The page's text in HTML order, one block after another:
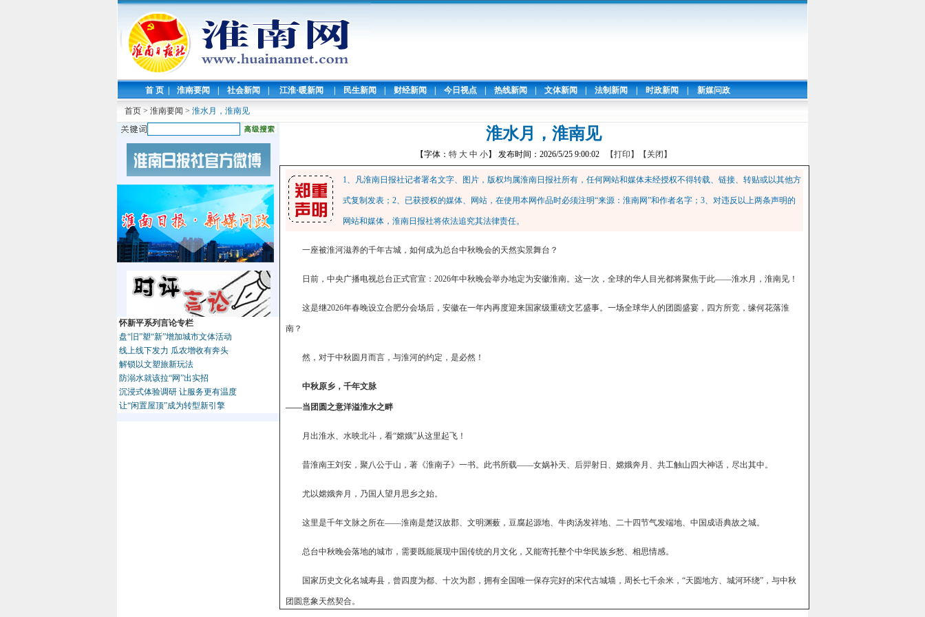
首 页 | 淮南要闻 | 社会新闻 | 江淮·暖新闻 | 民生新闻 | 财经新闻 | 今日视点 | 热线新闻 | 文体新闻 | 法制新闻 | 时政新闻 | 新媒问政
首页 > 淮南要闻 > 淮水月，淮南见
怀新平系列言论专栏
盘“旧”塑“新”增加城市文体活动
线上线下发力 瓜农增收有奔头
解锁以文塑旅新玩法
防溺水就该拉“网”出实招
沉浸式体验调研 让服务更有温度
让“闲置屋顶”成为转型新引擎
淮水月，淮南见
【字体： 特 大 中 小】 发布时间：2026/5/25 9:00:02 【打印】 【关闭】
1、凡淮南日报社记者署名文字、图片，版权均属淮南日报社所有，任何网站和媒体未经授权不得转载、链接、转贴或以其他方
式复制发表；2、已获授权的媒体、网站，在使用本网作品时必须注明“来源：淮南网”和作者名字；3、对违反以上两条声明的
网站和媒体，淮南日报社将依法追究其法律责任。
一座被淮河滋养的千年古城，如何成为总台中秋晚会的天然实景舞台？
日前，中央广播电视总台正式官宣：2026年中秋晚会举办地定为安徽淮南。这一次，全球的华人目光都将聚焦于此——淮水月，淮南见！
这是继2026年春晚设立合肥分会场后，安徽在一年内再度迎来国家级重磅文艺盛事。一场全球华人的团圆盛宴，四方所竞，缘何花落淮
南？
然，对于中秋圆月而言，与淮河的约定，是必然！
中秋原乡，千年文脉
——当团圆之意洋溢淮水之畔
月出淮水、水映北斗，看“嫦娥”从这里起飞！
昔淮南王刘安，聚八公于山，著《淮南子》一书。此书所载——女娲补天、后羿射日、嫦娥奔月、共工触山四大神话，尽出其中。
尤以嫦娥奔月，乃国人望月思乡之始。
这里是千年文脉之所在——淮南是楚汉故郡、文明渊薮，豆腐起源地、牛肉汤发祥地、二十四节气发端地、中国成语典故之城。
总台中秋晚会落地的城市，需要既能展现中国传统的月文化，又能寄托整个中华民族乡愁、相思情感。
国家历史文化名城寿县，曾四度为都、十次为郡，拥有全国唯一保存完好的宋代古城墙，周长七千余米，“天圆地方、城河环绕”，与中秋
团圆意象天然契合。